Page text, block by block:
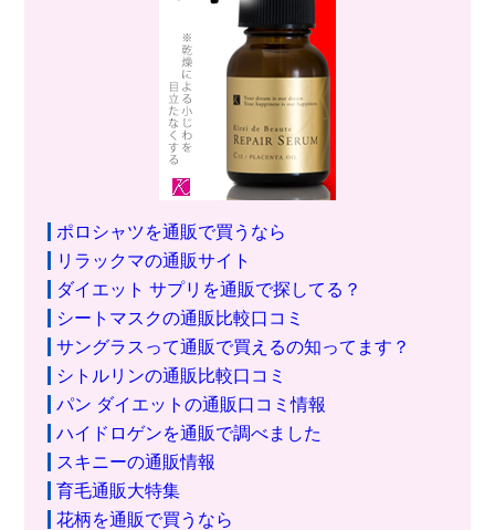
ポロシャツを通販で買うなら
リラックマの通販サイト
ダイエット サプリを通販で探してる？
シートマスクの通販比較口コミ
サングラスって通販で買えるの知ってます？
シトルリンの通販比較口コミ
パン ダイエットの通販口コミ情報
ハイドロゲンを通販で調べました
スキニーの通販情報
育毛通販大特集
花柄を通販で買うなら